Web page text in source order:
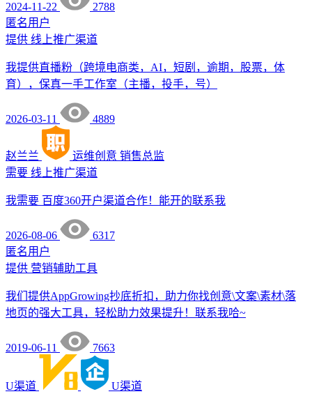
2024-11-22
2788
匿名用户
提供 线上推广渠道
我提供直播粉（跨境电商类，AI，短剧，逾期，股票，体
育），保真一手工作室（主播，投手，号）
2026-03-11 4889
赵兰兰 运维创意 销售总监
需要 线上推广渠道
我需要 百度360开户渠道合作！能开的联系我
2026-08-06
6317
匿名用户
提供 营销辅助工具
我们提供AppGrowing抄底折扣，助力你找创意\文案\素材\落
地页的强大工具，轻松助力效果提升！联系我哈~
2019-06-11 7663
U渠道
U渠道